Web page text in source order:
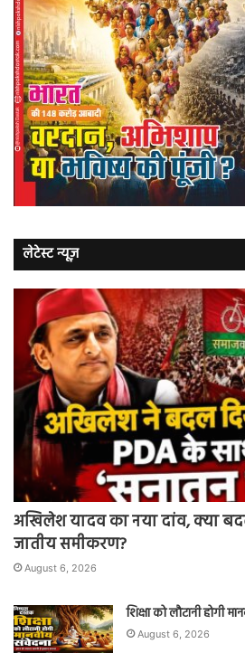
लेटेस्ट न्यूज़
अखिलेश यादव का नया दांव, क्या
जातीय समीकरण?
August 6, 2026
शिक्षा को लौटानी होगी
August 6, 2026